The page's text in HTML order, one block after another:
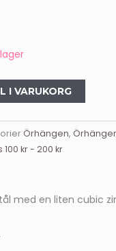
I VARUKORG
Örhängen,
kr - 200 kr
med en liten cubic